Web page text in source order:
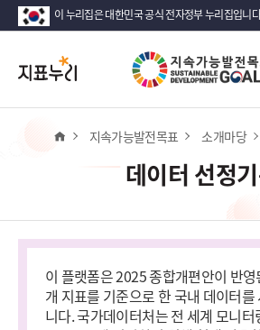
이 누리집은 대한민국 공식 전자정부 누리집입니
지
표
누
홈 지속가능발전목표 소개마당
데이터 선정
이 플랫폼은 2025 종합개편안이 반
개 지표를 기준으로 한 국내 데이터
니다. 국가데이터처는 전 세계 모니